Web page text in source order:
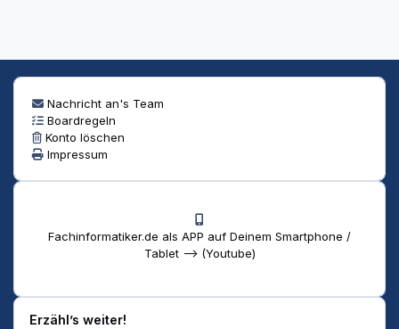
Nachricht an's Team
Boardregeln
Konto löschen
Impressum
Fachinformatiker.de als APP auf Deinem Smartphone /
Tablet --> (Youtube)
Erzähl’s weiter!